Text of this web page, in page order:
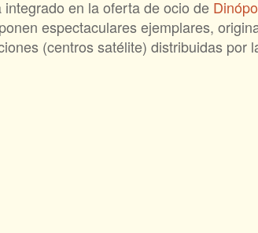
en la oferta de ocio de
espectaculares ejemplares,
(centros satélite) distribuidas por